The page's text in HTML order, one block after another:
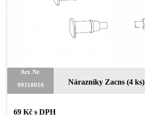
Art. Nr.
99110016
Nárazníky Zacns (4 ks)
69 Kč s DPH